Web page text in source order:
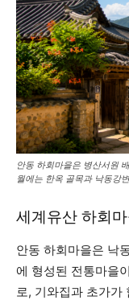
안동 하회마을은 병산서원
월에는 한옥 골목과 낙동강
세계유산 하회
안동 하회마을은 낙
에 형성된 전통마을
로, 기와집과 초가가